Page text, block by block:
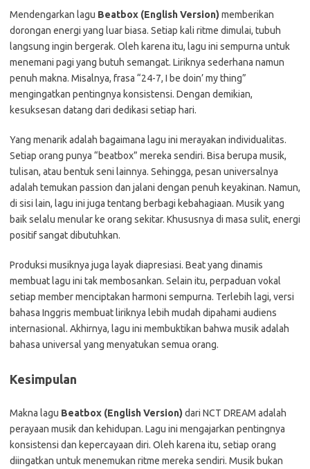
Mendengarkan lagu Beatbox (English Version) memberikan
dorongan energi yang luar biasa. Setiap kali ritme dimulai, tubuh
langsung ingin bergerak. Oleh karena itu, lagu ini sempurna untuk
menemani pagi yang butuh semangat. Liriknya sederhana namun
penuh makna. Misalnya, frasa “24-7, I be doin’ my thing”
mengingatkan pentingnya konsistensi. Dengan demikian,
kesuksesan datang dari dedikasi setiap hari.
Yang menarik adalah bagaimana lagu ini merayakan individualitas.
Setiap orang punya “beatbox” mereka sendiri. Bisa berupa musik,
tulisan, atau bentuk seni lainnya. Sehingga, pesan universalnya
adalah temukan passion dan jalani dengan penuh keyakinan. Namun,
di sisi lain, lagu ini juga tentang berbagi kebahagiaan. Musik yang
baik selalu menular ke orang sekitar. Khususnya di masa sulit, energi
positif sangat dibutuhkan.
Produksi musiknya juga layak diapresiasi. Beat yang dinamis
membuat lagu ini tak membosankan. Selain itu, perpaduan vokal
setiap member menciptakan harmoni sempurna. Terlebih lagi, versi
bahasa Inggris membuat liriknya lebih mudah dipahami audiens
internasional. Akhirnya, lagu ini membuktikan bahwa musik adalah
bahasa universal yang menyatukan semua orang.
Kesimpulan
Makna lagu Beatbox (English Version) dari NCT DREAM adalah
perayaan musik dan kehidupan. Lagu ini mengajarkan pentingnya
konsistensi dan kepercayaan diri. Oleh karena itu, setiap orang
diingatkan untuk menemukan ritme mereka sendiri. Musik bukan